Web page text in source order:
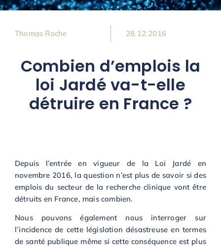
Thomas Roche 28.12.2016
Combien d’emplois la
loi Jardé va-t-elle
détruire en France ?
Depuis l’entrée en vigueur de la Loi Jardé en
novembre 2016, la question n’est plus de savoir si des
emplois du secteur de la recherche clinique vont être
détruits en France, mais combien.
Nous pouvons également nous interroger sur
l’incidence de cette législation désastreuse en termes
de santé publique même si cette conséquence est plus